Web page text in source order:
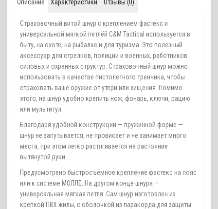
Описание Характеристики Отзывы (0)
Страховочный витой шнур с креплением фастекс и
универсальной мягкой петлёй C&M Tactical используется в
быту, на охоте, на рыбалке и для туризма. Это полезный
аксессуар для стрелков, полиции и военных, работников
силовых и охранных структур. Страховочный шнур можно
использовать в качестве пистолетного тренчика, чтобы
страховать ваше оружие от утери или хищения. Помимо
этого, на шнур удобно крепить нож, фонарь, ключи, рацию
или мультитул.
Благодаря удобной конструкции — пружинной форме —
шнур не запутывается, не провисает и не занимает много
места, при этом легко растягивается на растояние
вытянутой руки.
Предусмотрено быстросъёмное крепление фастекс на пояс
или к системе МОЛЛЕ. На другом конце шнура —
универсальная мягкая петля. Сам шнур изготовлен из
крепкой ПВХ жилы, с оболочкой из паракорда для защиты